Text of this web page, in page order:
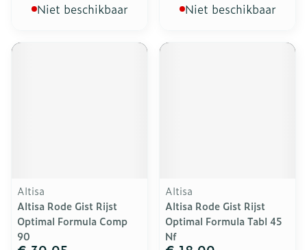
Niet beschikbaar Niet beschikbaar
Altisa
Altisa Rode Gist Rijst
Optimal Formula Comp
90
Altisa
Altisa Rode Gist Rijst
Optimal Formula Tabl 45
Nf